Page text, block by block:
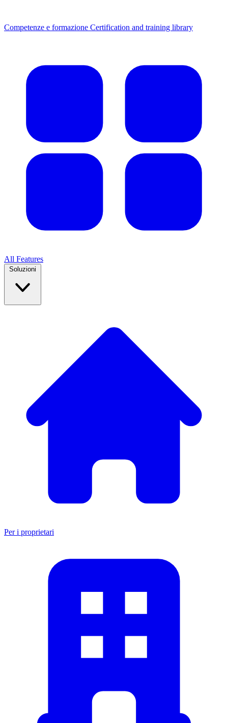
Competenze e formazione Certification and training library
All Features
Per i proprietari